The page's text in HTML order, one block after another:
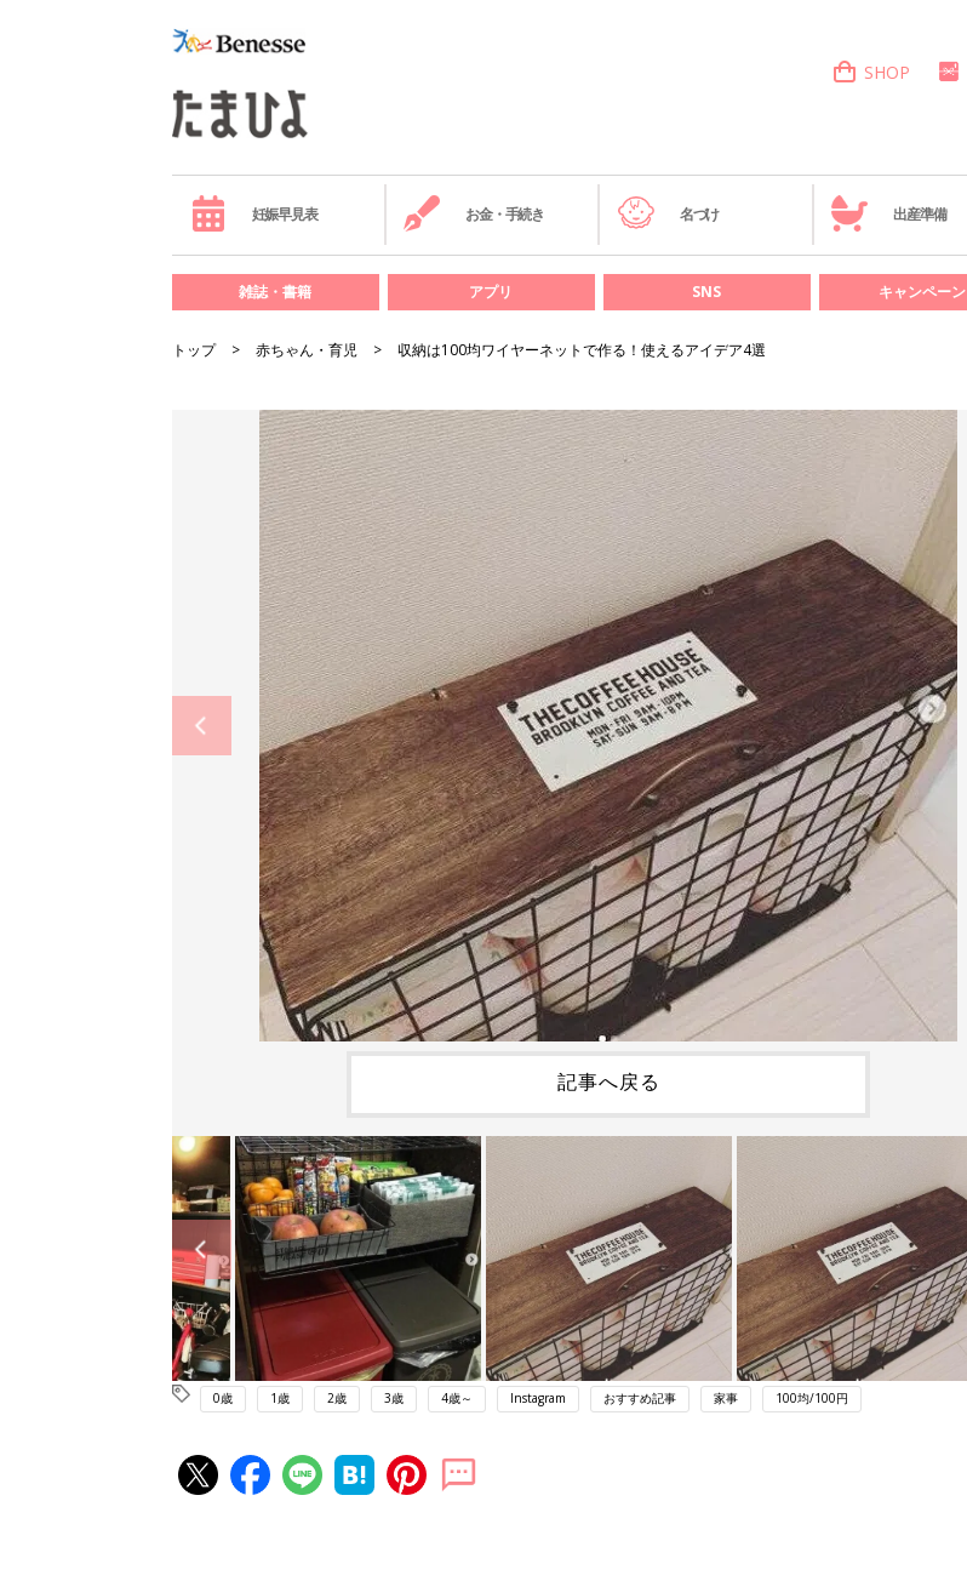
SHOP
妊娠早見表 お金・手続き 名づけ 出産準備
雑誌・書籍 アプリ SNS キャンペーン
トップ 赤ちゃん・育児 収納は100均ワイヤーネットで作る！使えるアイデア4選
記事へ戻る
0歳 1歳 2歳 3歳 4歳～ Instagram おすすめ記事 家事 100均/100円